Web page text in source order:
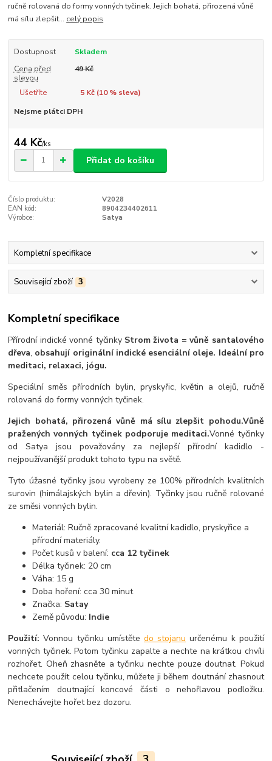
ručně rolovaná do formy vonných tyčinek. Jejich bohatá, přirozená vůně
má sílu zlepšit... celý popis
Dostupnost
Skladem
Cena před
slevou
49 Kč
Ušetříte 5 Kč (10% sleva)
Nejsme plátci DPH
44 Kč/ks
Přidat do košíku
Číslo produktu:
V2028
EAN kód:
8904234402611
Výrobce:
Satya
Kompletní specifikace
Související zboží 3
Kompletní specifikace
Přírodní indické vonné tyčinky Strom života = vůně santalového
dřeva, obsahují originální indické esenciální oleje. Ideální pro
meditaci, relaxaci, jógu.
Speciální směs přírodních bylin, pryskyřic, květin a olejů, ručně
rolovaná do formy vonných tyčinek.
Jejich bohatá, přirozená vůně má sílu zlepšit pohodu.Vůně
pražených vonných tyčinek podporuje meditaci.Vonné tyčinky
od Satya jsou považovány za nejlepší přírodní kadidlo -
nejpoužívanější produkt tohoto typu na světě.
Tyto úžasné tyčinky jsou vyrobeny ze 100% přírodních kvalitních
surovin (himálajských bylin a dřevin). Tyčinky jsou ručně rolované
ze směsi vonných bylin.
Materiál: Ručně zpracované kvalitní kadidlo, pryskyřice a
přírodní materiály.
Počet kusů v balení: cca 12 tyčinek
Délka tyčinek: 20 cm
Váha: 15 g
Doba hoření: cca 30 minut
Značka: Satay
Země původu: Indie
Použití:Vonnou tyčinku umístěte do stojanu určenému k použití
vonných tyčinek. Potom tyčinku zapalte a nechte na krátkou chvíli
rozhořet. Oheň zhasněte a tyčinku nechte pouze doutnat. Pokud
nechcete použít celou tyčinku, můžete ji během doutnání zhasnout
přitlačením doutnající koncové části o nehořlavou podložku.
Nenechávejte hořet bez dozoru.